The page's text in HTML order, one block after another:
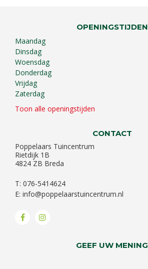
OPENINGSTIJDEN
Maandag
Dinsdag
Woensdag
Donderdag
Vrijdag
Zaterdag
Toon alle openingstijden
CONTACT
Poppelaars Tuincentrum
Rietdijk 1B
4824 ZB Breda
T: 076-5414624
E: info@poppelaarstuincentrum.nl
GEEF UW MENING